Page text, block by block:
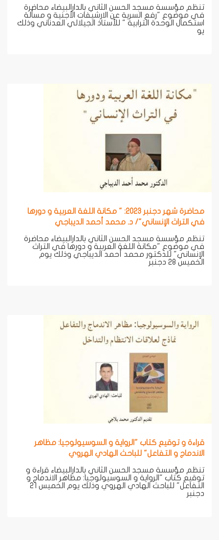
تنظم مؤسسة مسجد الحسن الثاني بالدارالبيضاء محاضرة
في موضوع "رفع السرية عن الارشيفات الأجنية و مسألة
استكمال الوحدة الترابية " للأستاذ الجيلالي العدناني وذلك
يو
محاضرة شهر دجنبر 2023: " مكانة اللغة العربية و دورها
في التراث الإنساني"/ د. محمد أحمد الديباجي
تنظم مؤسسة مسجد الحسن الثاني بالدارالبيضاء محاضرة
في موضوع "مكانة اللغة العربية و دورها في التراث
الإنساني" للدكتور محمد أحمد الديباجي وذلك يوم
الخميس 28 دجنبر
قراءة و توقيع كتاب "الرواية و السوسيولوجيا: مظاهر
الاندماج و التفاعل" للباحث الهادي الهروي
تنظم مؤسسة مسجد الحسن الثاني بالدارالبيضاء قراءة و
توقيع كتاب "الرواية و السوسيولوجيا: مظاهر الاندماج و
التفاعل" للباحث الهادي الهروي وذلك يوم الخميس 21
دجنبر